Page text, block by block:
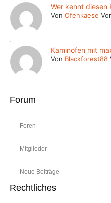
Wer kennt diesen
VonOfenkaese
Kaminofen mit
Von Blackforest88
Forum
Foren
Mitglieder
Neue Beiträge
Rechtliches